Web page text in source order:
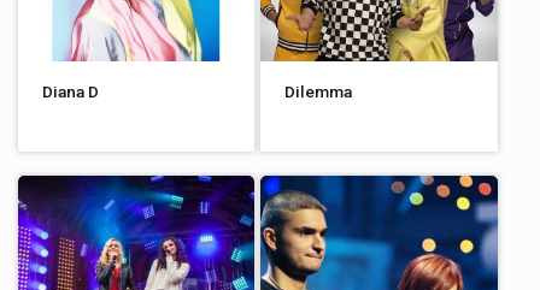
Diana D Dilemma